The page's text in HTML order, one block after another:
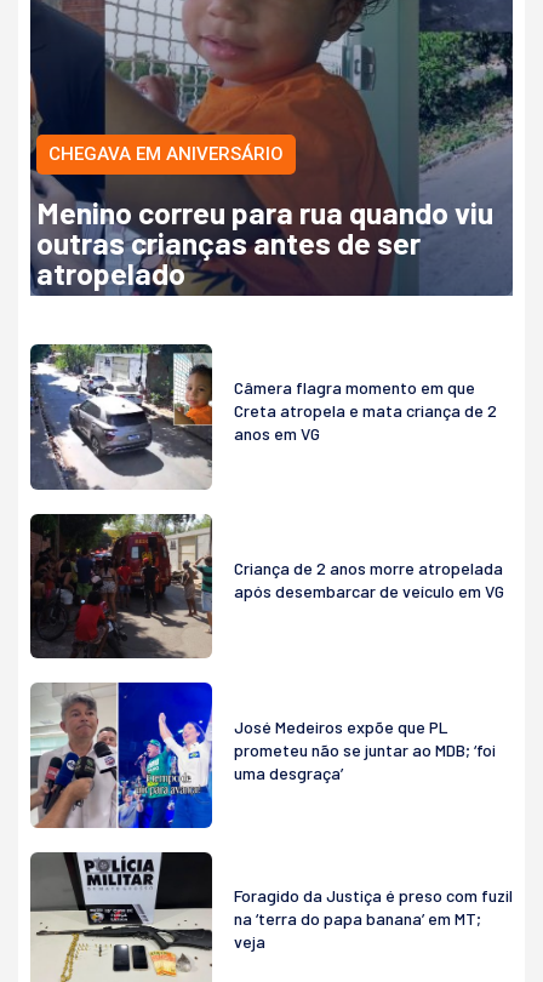
CHEGAVA EM ANIVERSÁRIO
Menino correu para rua quando viu
outras crianças antes de ser
atropelado
Câmera flagra momento em que
Creta atropela e mata criança de 2
anos em VG
Criança de 2 anos morre atropelada
após desembarcar de veículo em VG
José Medeiros expõe que PL
prometeu não se juntar ao MDB; ‘foi
uma desgraça’
Foragido da Justiça é preso com fuzil
na ‘terra do papa banana’ em MT;
veja